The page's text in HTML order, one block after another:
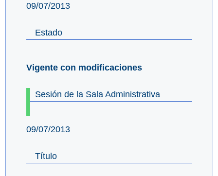
09/07/2013
Estado
Vigente con modificaciones
Sesión de la Sala Administrativa
09/07/2013
Título